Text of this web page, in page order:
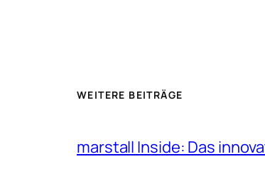
WEITERE BEITRÄGE
marstall Inside: Das